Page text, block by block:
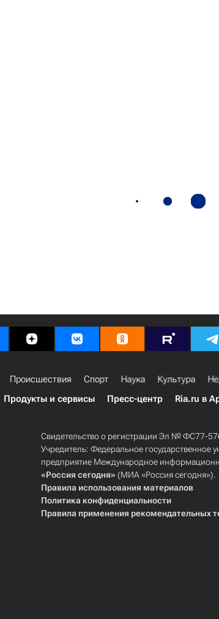
Происшествия Спорт Наука Культура
Продукты и сервисы Пресс-центр Ria.ru в
Свидетельство о регистрации Эл № ФС77-
Учредитель: Федеральное государственное
предприятие Международное
«Россия сегодня» (МИА «Россия сегодня»).
Правила использования материалов
Политика конфиденциальности
Правила применения рекомендательных